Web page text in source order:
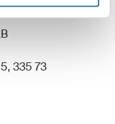
335 73